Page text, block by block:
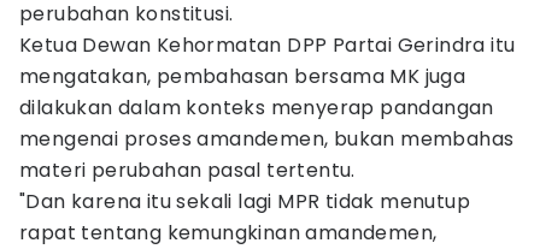
perubahan konstitusi.
Ketua Dewan Kehormatan DPP Partai Gerindra itu
mengatakan, pembahasan bersama MK juga
dilakukan dalam konteks menyerap pandangan
mengenai proses amandemen, bukan membahas
materi perubahan pasal tertentu.
"Dan karena itu sekali lagi MPR tidak menutup
rapat tentang kemungkinan amandemen,